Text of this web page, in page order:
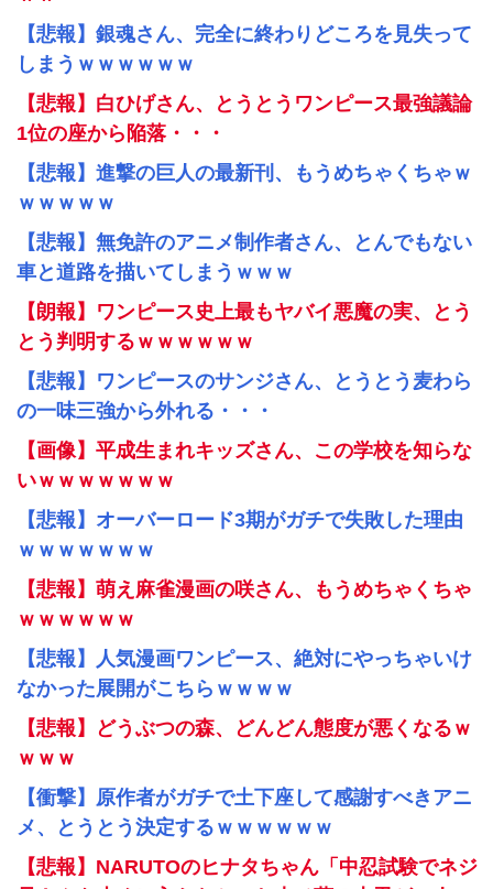
【悲報】銀魂さん、完全に終わりどころを見失って
しまうｗｗｗｗｗｗ
【悲報】白ひげさん、とうとうワンピース最強議論
1位の座から陥落・・・
【悲報】進撃の巨人の最新刊、もうめちゃくちゃｗ
ｗｗｗｗｗ
【悲報】無免許のアニメ制作者さん、とんでもない
車と道路を描いてしまうｗｗｗ
【朗報】ワンピース史上最もヤバイ悪魔の実、とう
とう判明するｗｗｗｗｗｗ
【悲報】ワンピースのサンジさん、とうとう麦わら
の一味三強から外れる・・・
【画像】平成生まれキッズさん、この学校を知らな
いｗｗｗｗｗｗｗ
【悲報】オーバーロード3期がガチで失敗した理由
ｗｗｗｗｗｗｗ
【悲報】萌え麻雀漫画の咲さん、もうめちゃくちゃ
ｗｗｗｗｗｗ
【悲報】人気漫画ワンピース、絶対にやっちゃいけ
なかった展開がこちらｗｗｗｗ
【悲報】どうぶつの森、どんどん態度が悪くなるｗ
ｗｗｗ
【衝撃】原作者がガチで土下座して感謝すべきアニ
メ、とうとう決定するｗｗｗｗｗｗ
【悲報】NARUTOのヒナタちゃん「中忍試験でネジ